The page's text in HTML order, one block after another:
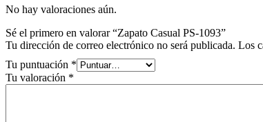
No hay valoraciones aún.
Sé el primero en valorar “Zapato Casual PS-1093”
Tu dirección de correo electrónico no será publicada. Los
Tu puntuación *
Tu valoración *